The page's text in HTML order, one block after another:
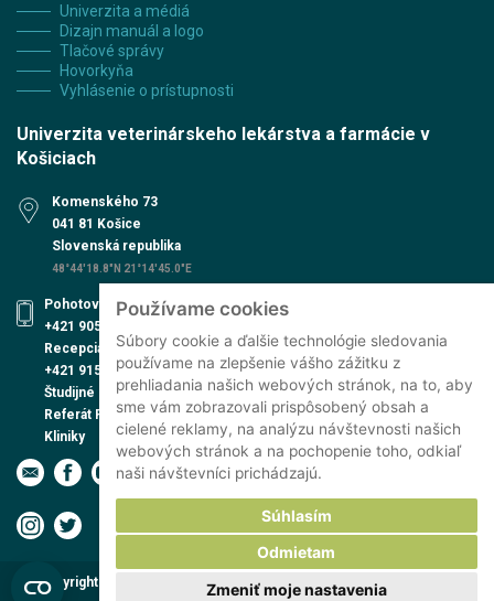
Používame cookies
Súbory cookie a ďalšie technológie sledovania
používame na zlepšenie vášho zážitku z
prehliadania našich webových stránok, na to, aby
sme vám zobrazovali prispôsobený obsah a
cielené reklamy, na analýzu návštevnosti našich
webových stránok a na pochopenie toho, odkiaľ
naši návštevníci prichádzajú.
Súhlasím
Odmietam
Zmeniť moje nastavenia
Univerzita a médiá
Dizajn manuál a logo
Tlačové správy
Hovorkyňa
Vyhlásenie o prístupnosti
Univerzita veterinárskeho lekárstva a farmácie v
Košiciach
Komenského 73
041 81 Košice
Slovenská republika
48°44'18.8"N 21°14'45.0"E
Pohotovosť UVN
+421 905 579 559
Recepcia UVN
+421 915 991 474
Študijné oddelenie
Referát PhD. štúdia
Kliniky
Copyright © 2026 Univerzita veterinárskeho lekárstva a farmácie v